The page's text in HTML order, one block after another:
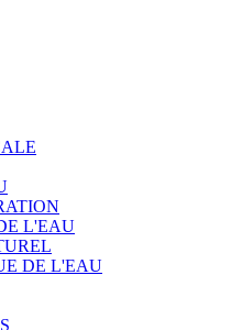
L'EAU
DE L'EAU